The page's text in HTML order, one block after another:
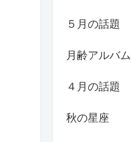
５月の話題
月齢アルバム
４月の話題
秋の星座